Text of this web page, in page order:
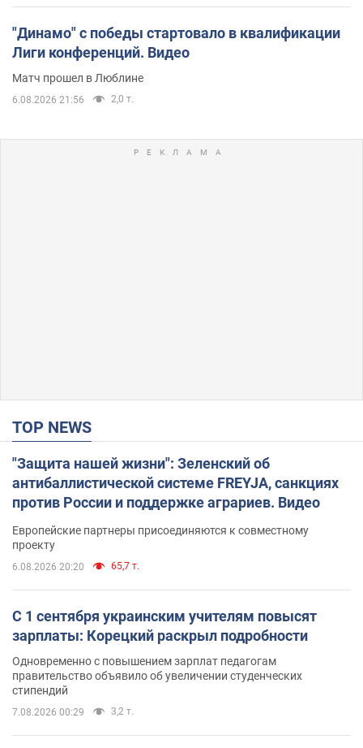
"Динамо" с победы стартовало в квалификации
Лиги конференций. Видео
Матч прошел в Люблине
6.08.2026 21:56 2,0 т.
TOP NEWS
"Защита нашей жизни": Зеленский об
антибаллистической системе FREYJA, санкциях
против России и поддержке аграриев. Видео
Европейские партнеры присоединяются к совместному
проекту
6.08.2026 20:20 65,7 т.
С 1 сентября украинским учителям повысят
зарплаты: Корецкий раскрыл подробности
Одновременно с повышением зарплат педагогам
правительство объявило об увеличении студенческих
стипендий
7.08.2026 00:29 3,2 т.